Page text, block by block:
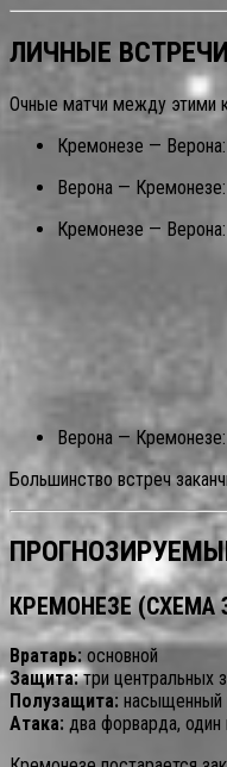
ЛИЧНЫЕ
Очные матчи между этими
Кремонезе — Верона:
Верона — Кремонезе:
Кремонезе — Верона:
Верона — Кремонезе:
Большинство встреч
КРЕМОНЕЗЕ (СХЕМА
Вратарь: основной
Защита:три центральных
Полузащита: насыщенный
Атака: два форварда, один